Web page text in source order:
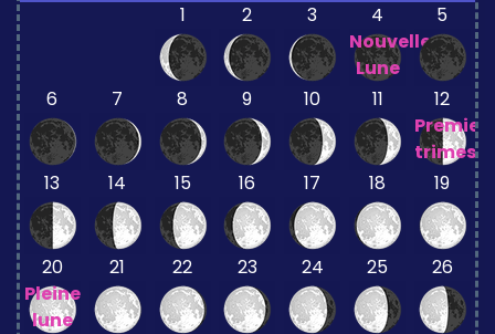
1
2 3
4
Nouvelle
Lune
5
6 7 8 9 10 11
12
Premier
13
14 15 16 17 18 19
20
Pleine
lune
21 22 23 24 25 26